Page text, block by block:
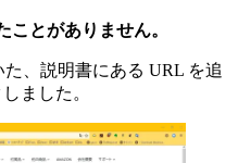
ことがありません。
、説明書にある URL を追
ました。